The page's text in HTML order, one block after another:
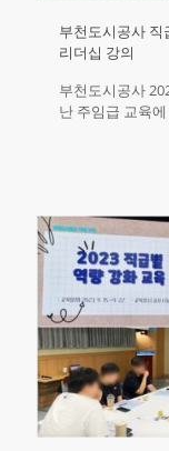
부천도시공사 직
리더십 강의
부천도시공사
난 주임급 교육에